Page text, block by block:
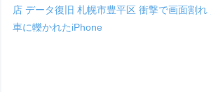
店データ復旧札幌市豊平区衝撃で画面割れ
車に轢かれたiPhone